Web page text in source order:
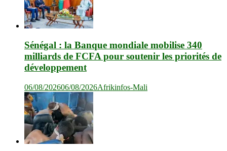
Sénégal : la Banque mondiale mobilise 340
milliards de FCFA pour soutenir les priorités de
développement
06/08/202606/08/2026Afrikinfos-Mali